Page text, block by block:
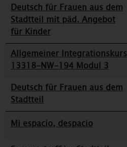
Deutsch für Frauen aus dem
Stadtteil mit päd. Angebot
für Kinder
Allgemeiner Integrationskurs
13318-NW-194 Modul 3
Deutsch für Frauen aus dem
Stadtteil
Mi espacio, despacio